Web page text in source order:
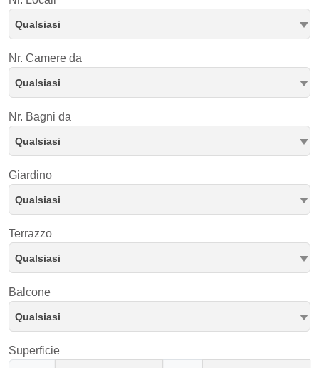
Qualsiasi
Nr. Camere da
Qualsiasi
Nr. Bagni da
Qualsiasi
Giardino
Qualsiasi
Terrazzo
Qualsiasi
Balcone
Qualsiasi
Superficie